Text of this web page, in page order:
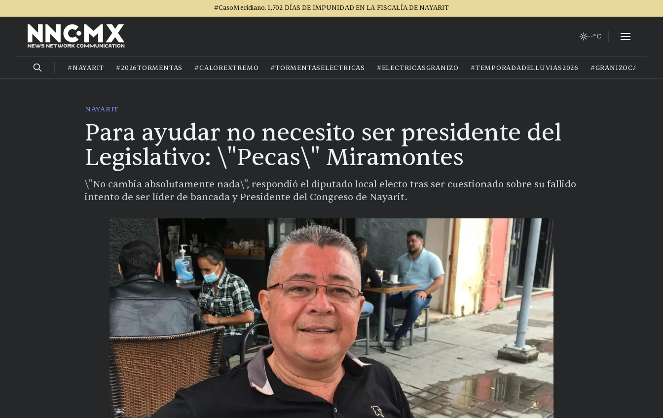
#CasoMeridiano. 1,702 DÍAS DE IMPUNIDAD EN LA FISCALÍA DE NAYARIT
--°C
#NAYARIT #2026TORMENTAS #CALOREXTREMO #TORMENTASELECTRICAS #ELECTRICASGRANIZO #TEMPORADADELLUVIAS2026 #GRANIZOCALOR
NAYARIT
Para ayudar no necesito ser presidente del
Legislativo: \"Pecas\" Miramontes
\"No cambia absolutamente nada\", respondió el diputado local electo tras ser cuestionado sobre su fallido
intento de ser líder de bancada y Presidente del Congreso de Nayarit.